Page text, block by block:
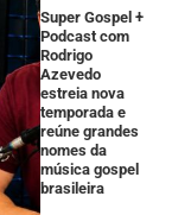
Super Gospel +
Podcast com
Rodrigo
Azevedo
estreia nova
temporada e
reúne grandes
nomes da
música gospel
brasileira